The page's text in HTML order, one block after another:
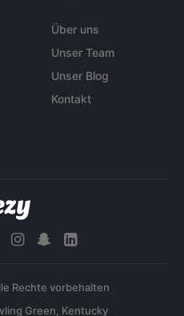
Über uns
Unser Team
Unser Blog
Kontakt
Rechte vorbehalten